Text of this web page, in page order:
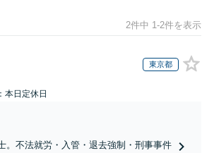
2件中 1-2件を表示
東京都
本日定休日
。不法就労・入管・退去強制・刑事事件